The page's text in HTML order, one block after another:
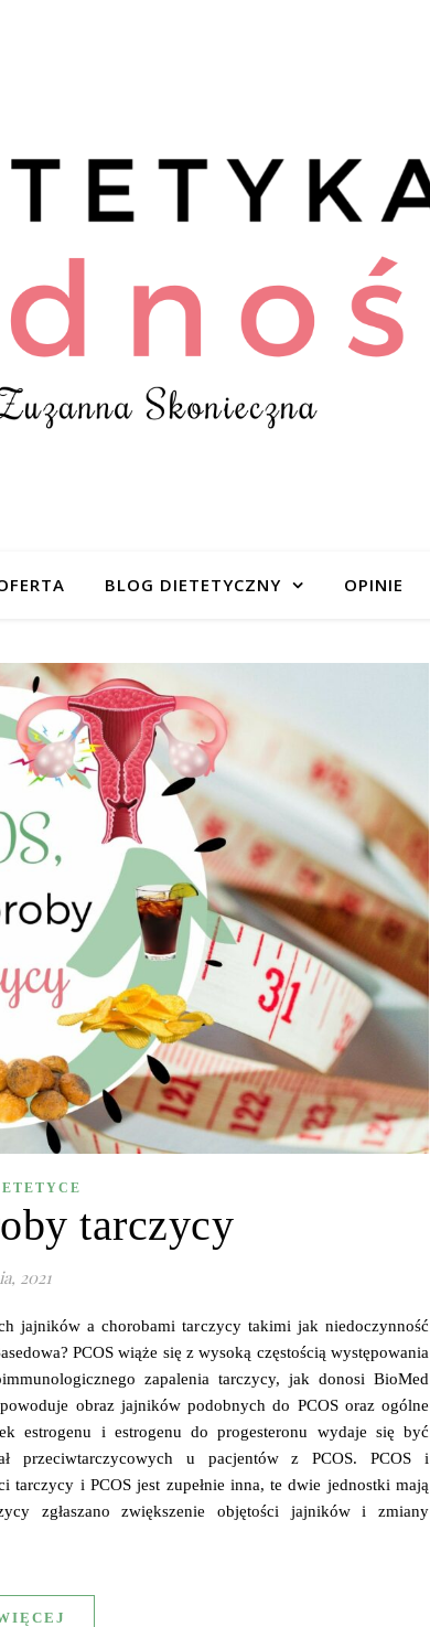
BLOG DIETETYCZNY OPINIE
tarczycy
2021
jajników a chorobami tarczycy takimi jak niedoczynność
PCOS wiąże się z wysoką częstością występowania
zapalenia tarczycy, jak donosi BioMed
obraz jajników podobnych do PCOS oraz ogólne
estrogenu i estrogenu do progesteronu wydaje się być
przeciwtarczycowych u pacjentów z PCOS. PCOS i
tarczycy i PCOS jest zupełnie inna, te dwie jednostki mają
zgłaszano zwiększenie objętości jajników i zmiany